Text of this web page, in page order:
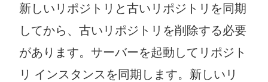
新しいリポジトリと古いリポジトリを同期
してから、古いリポジトリを削除する必要
があります。サーバーを起動してリポジト
リ インスタンスを同期します。新しいリ